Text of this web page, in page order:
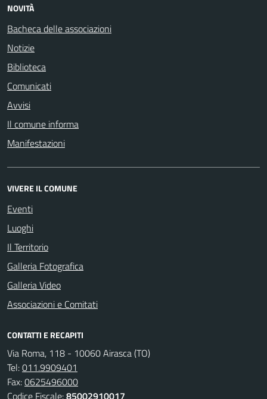
NOVITÀ
Bacheca delle associazioni
Notizie
Biblioteca
Comunicati
Avvisi
Il comune informa
Manifestazioni
VIVERE IL COMUNE
Eventi
Luoghi
Il Territorio
Galleria Fotografica
Galleria Video
Associazioni e Comitati
CONTATTI E RECAPITI
Via Roma, 118 - 10060 Airasca (TO)
Tel:011.9909401
Fax:0625496000
Codice Fiscale:85002910017